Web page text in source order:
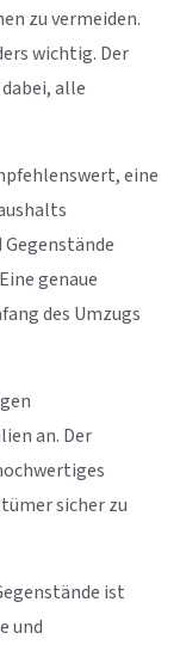
zu vermeiden.
wichtig. Der
alle
eine
genaue
des Umzugs
an. Der
sicher zu
ist
und